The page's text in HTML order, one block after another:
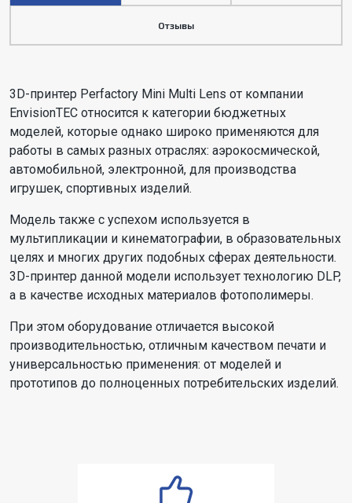
Отзывы
3D-принтер Perfactory Mini Multi Lens от компании
EnvisionTEC относится к категории бюджетных
моделей, которые однако широко применяются для
работы в самых разных отраслях: аэрокосмической,
автомобильной, электронной, для производства
игрушек, спортивных изделий.
Модель также с успехом используется в
мультипликации и кинематографии, в образовательных
целях и многих других подобных сферах деятельности.
3D-принтер данной модели использует технологию DLP,
а в качестве исходных материалов фотополимеры.
При этом оборудование отличается высокой
производительностью, отличным качеством печати и
универсальностью применения: от моделей и
прототипов до полноценных потребительских изделий.